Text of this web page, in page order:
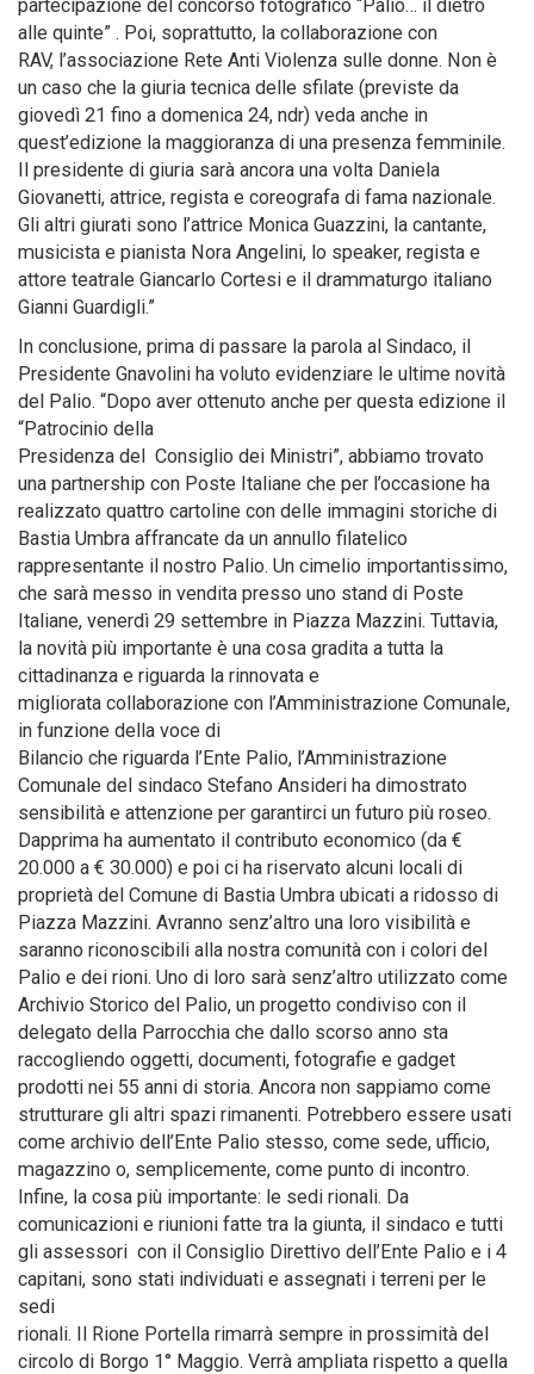
partecipazione del concorso fotografico “Palio… il dietro
alle quinte” . Poi, soprattutto, la collaborazione con
RAV, l’associazione Rete Anti Violenza sulle donne. Non è
un caso che la giuria tecnica delle sfilate (previste da
giovedì 21 fino a domenica 24, ndr) veda anche in
quest’edizione la maggioranza di una presenza femminile.
Il presidente di giuria sarà ancora una volta Daniela
Giovanetti, attrice, regista e coreografa di fama nazionale.
Gli altri giurati sono l’attrice Monica Guazzini, la cantante,
musicista e pianista Nora Angelini, lo speaker, regista e
attore teatrale Giancarlo Cortesi e il drammaturgo italiano
Gianni Guardigli.”
In conclusione, prima di passare la parola al Sindaco, il
Presidente Gnavolini ha voluto evidenziare le ultime novità
del Palio. “Dopo aver ottenuto anche per questa edizione il
“Patrocinio della
Presidenza del Consiglio dei Ministri”, abbiamo trovato
una partnership con Poste Italiane che per l’occasione ha
realizzato quattro cartoline con delle immagini storiche di
Bastia Umbra affrancate da un annullo filatelico
rappresentante il nostro Palio. Un cimelio importantissimo,
che sarà messo in vendita presso uno stand di Poste
Italiane, venerdì 29 settembre in Piazza Mazzini. Tuttavia,
la novità più importante è una cosa gradita a tutta la
cittadinanza e riguarda la rinnovata e
migliorata collaborazione con l’Amministrazione Comunale,
in funzione della voce di
Bilancio che riguarda l’Ente Palio, l’Amministrazione
Comunale del sindaco Stefano Ansideri ha dimostrato
sensibilità e attenzione per garantirci un futuro più roseo.
Dapprima ha aumentato il contributo economico (da €
20.000 a € 30.000) e poi ci ha riservato alcuni locali di
proprietà del Comune di Bastia Umbra ubicati a ridosso di
Piazza Mazzini. Avranno senz’altro una loro visibilità e
saranno riconoscibili alla nostra comunità con i colori del
Palio e dei rioni. Uno di loro sarà senz’altro utilizzato come
Archivio Storico del Palio, un progetto condiviso con il
delegato della Parrocchia che dallo scorso anno sta
raccogliendo oggetti, documenti, fotografie e gadget
prodotti nei 55 anni di storia. Ancora non sappiamo come
strutturare gli altri spazi rimanenti. Potrebbero essere usati
come archivio dell’Ente Palio stesso, come sede, ufficio,
magazzino o, semplicemente, come punto di incontro.
Infine, la cosa più importante: le sedi rionali. Da
comunicazioni e riunioni fatte tra la giunta, il sindaco e tutti
gli assessori con il Consiglio Direttivo dell’Ente Palio e i 4
capitani, sono stati individuati e assegnati i terreni per le
sedi
rionali. Il Rione Portella rimarrà sempre in prossimità del
circolo di Borgo 1° Maggio. Verrà ampliata rispetto a quella